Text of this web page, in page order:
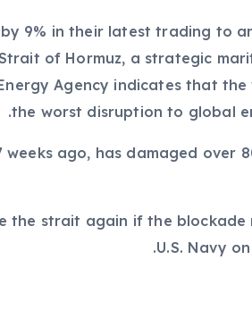
9% in their latest trading to
of Hormuz, a strategic
Agency indicates that
the worst disruption to global
ago, has damaged over
the strait again if the blockade
U.S. Navy